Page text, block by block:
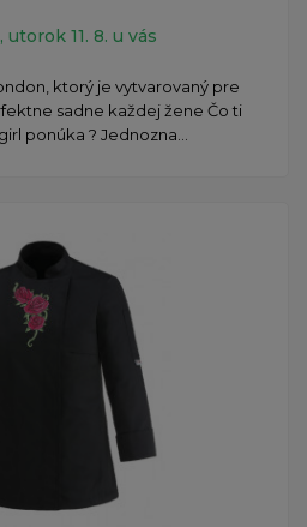
, utorok 11. 8. u vás
ktorý je vytvarovaný pre
sadne každej žene Čo ti
ponúka ? Jednozna...